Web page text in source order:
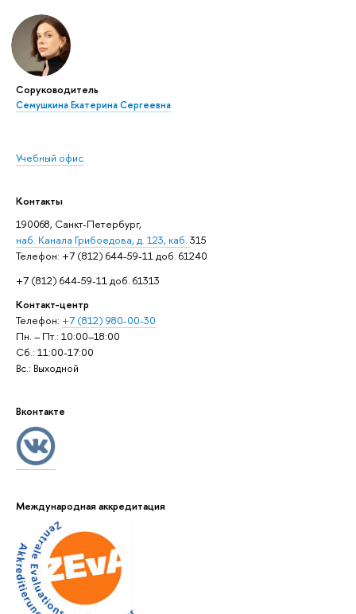
Соруководитель
Семушкина Екатерина Сергеевна
Учебный офис
Контакты
190068, Санкт-Петербург,
наб. Канала Грибоедова, д. 123, каб. 315
Телефон: +7 (812) 644-59-11 доб. 61240
+7 (812) 644-59-11 доб. 61313
Контакт-центр
Телефон: +7 (812) 980-00-30
Пн. – Пт.: 10:00–18:00
Сб.: 11:00-17:00
Вс.: Выходной
Вконтакте
Международная аккредитация